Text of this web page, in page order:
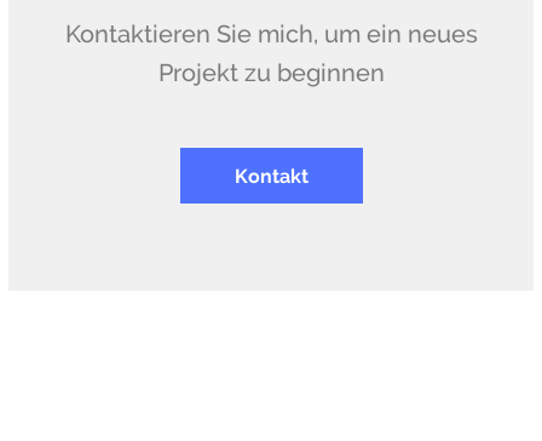
Kontaktieren Sie mich, um ein neues
Projekt zu beginnen
Kontakt